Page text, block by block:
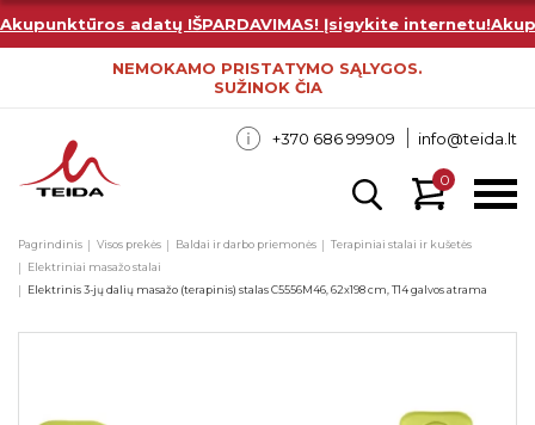
Akupunktūros adatų IŠPARDAVIMAS! Įsigykite internetu!
NEMOKAMO PRISTATYMO SĄLYGOS.
SUŽINOK ČIA
0
+370 686 99909 info@teida.lt
Pagrindinis Visos prekės Baldai ir darbo priemonės
Terapiniai stalai ir kušetės
Elektriniai masažo stalai
Elektrinis 3-jų dalių masažo (terapinis) stalas C5556M46, 62x198 cm, T14 galvos atrama